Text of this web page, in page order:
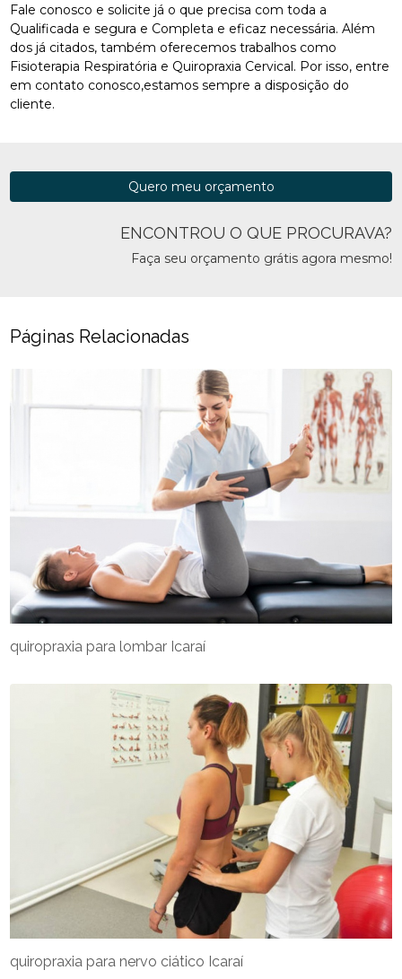
Fale conosco e solicite já o que precisa com toda a
Qualificada e segura e Completa e eficaz necessária. Além
dos já citados, também oferecemos trabalhos como
Fisioterapia Respiratória e Quiropraxia Cervical. Por isso, entre
em contato conosco,estamos sempre a disposição do
cliente.
ENCONTROU O QUE PROCURAVA?
Faça seu orçamento grátis agora mesmo!
Quero meu orçamento
Páginas Relacionadas
quiropraxia para nervo ciático Icaraí
quiropraxia para lombar Icaraí